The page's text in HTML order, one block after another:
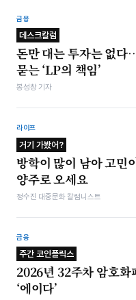
금융
데스크칼럼
돈만 대는 투자는 없
묻는 ‘LP의 책임’
봉성창 기자
라이프
거기 가봤어?
방학이 많이 남아 고민
양주로 오세요
정수진 대중문화 칼럼니스트
금융
주간 코인플릭스
2026년 32주차 암호화
‘에이다’